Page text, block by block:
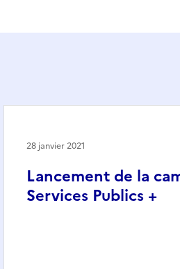
Lancement de la
Services Publics +
28 janvier 2021